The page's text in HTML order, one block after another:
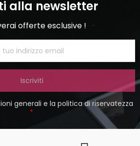
alla newsletter
offerte esclusive !
Iscriviti
generali e la politica di riservatezza